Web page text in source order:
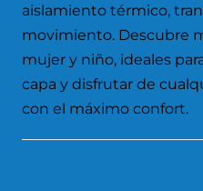
aislamiento térmico,
movimiento. Descubre
mujer y niño, ideales
capa y disfrutar de
con el máximo confort.